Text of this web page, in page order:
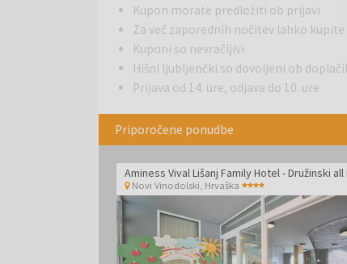
Room 2+2: morska stran, 2 spalnici, 2 kopalnici
Kupon morate predložiti ob prijavi
Za več zaporednih nočitev lahko
Kuponi so nevračljivi
Hišni ljubljenčki so dovoljeni ob
Prijava od 14. ure, odjava do 10. ure
Priporočene ponudbe
Novi Vinodolski, Hrvaška